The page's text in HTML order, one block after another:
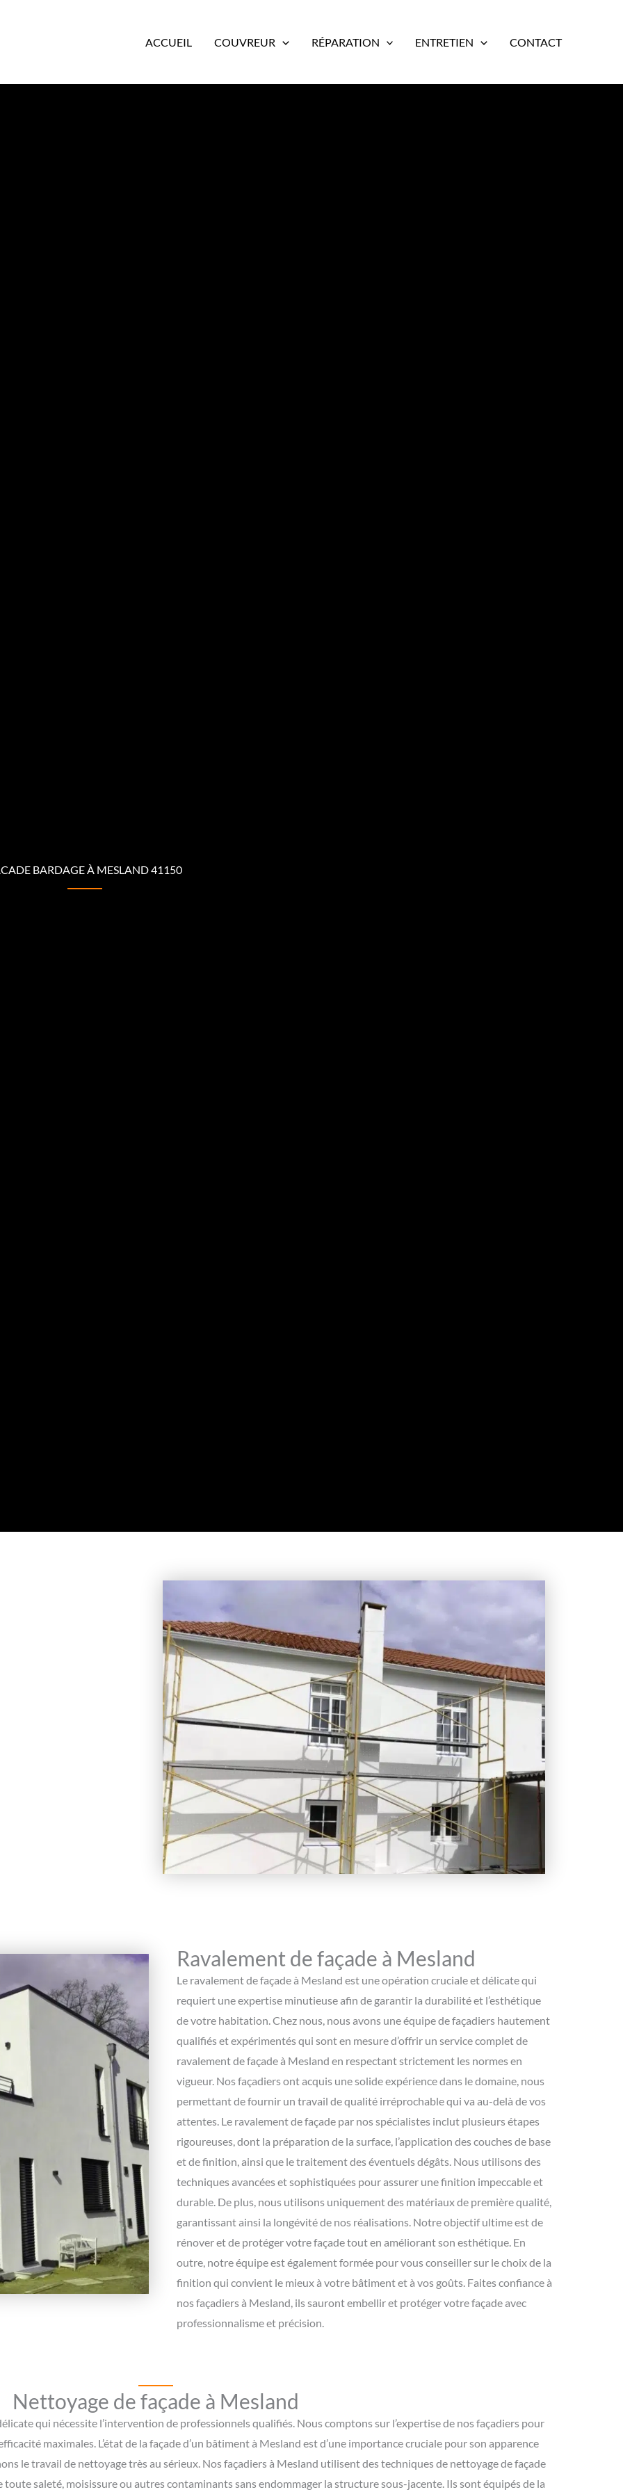
ACCUEIL COUVREUR RÉPARATION ENTRETIEN CONTACT
BARDAGE À MESLAND 41150
Ravalement de façade à Mesland
Le ravalement de façade à Mesland est une opération cruciale et délicate qui
requiert une expertise minutieuse afin de garantir la durabilité et l’esthétique
de votre habitation. Chez nous, nous avons une équipe de façadiers hautement
qualifiés et expérimentés qui sont en mesure d’offrir un service complet de
ravalement de façade à Mesland en respectant strictement les normes en
vigueur. Nos façadiers ont acquis une solide expérience dans le domaine, nous
permettant de fournir un travail de qualité irréprochable qui va au-delà de vos
attentes. Le ravalement de façade par nos spécialistes inclut plusieurs étapes
rigoureuses, dont la préparation de la surface, l’application des couches de base
et de finition, ainsi que le traitement des éventuels dégâts. Nous utilisons des
techniques avancées et sophistiquées pour assurer une finition impeccable et
durable. De plus, nous utilisons uniquement des matériaux de première qualité,
garantissant ainsi la longévité de nos réalisations. Notre objectif ultime est de
rénover et de protéger votre façade tout en améliorant son esthétique. En
outre, notre équipe est également formée pour vous conseiller sur le choix de la
finition qui convient le mieux à votre bâtiment et à vos goûts. Faites confiance à
nos façadiers à Mesland, ils sauront embellir et protéger votre façade avec
professionnalisme et précision.
Nettoyage de façade à Mesland
qui nécessite l’intervention de professionnels qualifiés. Nous comptons sur l’expertise de nos façadiers pour
maximales. L’état de la façade d’un bâtiment à Mesland est d’une importance cruciale pour son apparence
le travail de nettoyage très au sérieux. Nos façadiers à Mesland utilisent des techniques de nettoyage de façade
saleté, moisissure ou autres contaminants sans endommager la structure sous-jacente. Ils sont équipés de la